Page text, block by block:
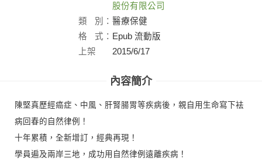
股份有限公司
類
別： 醫療保健
格
式： Epub 流動版
上架
2015/6/17
內容簡介
陳堅真歷經癌症、中風、肝腎腸胃等疾病後，親自用生命寫下袪
病回春的自然律例！
十年累積，全新增訂，經典再現！
學員遍及兩岸三地，成功用自然律例遠離疾病！